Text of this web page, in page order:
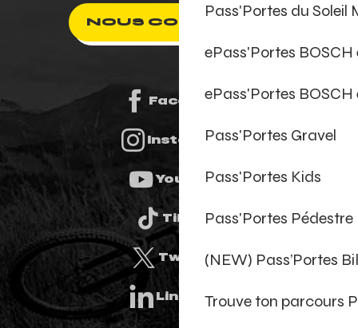
Pass'Portes du Soleil
ePass'Portes
ePass'Portes
Pass'Portes Gravel
Pass'Portes Kids
Pass'Portes Pédestre
(NEW) Pass’Portes
Trouve ton parcours
NOUS CONTACTER
Facebook
Instagram
Youtube
Tiktok
Twitter
Linkedin